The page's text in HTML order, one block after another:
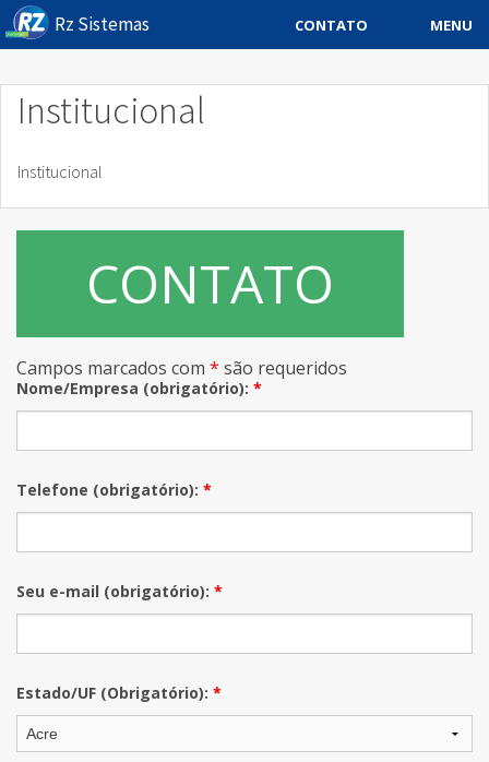
Rz Sistemas CONTATO MENU
Sistemas Especificos
Blog
Buscar no Site
Institucional
Institucional
CONTATO
Campos marcados com * são requeridos
Nome/Empresa (obrigatório): *
Telefone (obrigatório): *
Seu e-mail (obrigatório): *
Estado/UF (Obrigatório): *